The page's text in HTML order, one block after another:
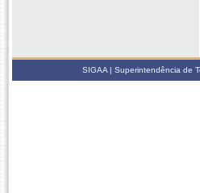
SIGAA | Superintendência de